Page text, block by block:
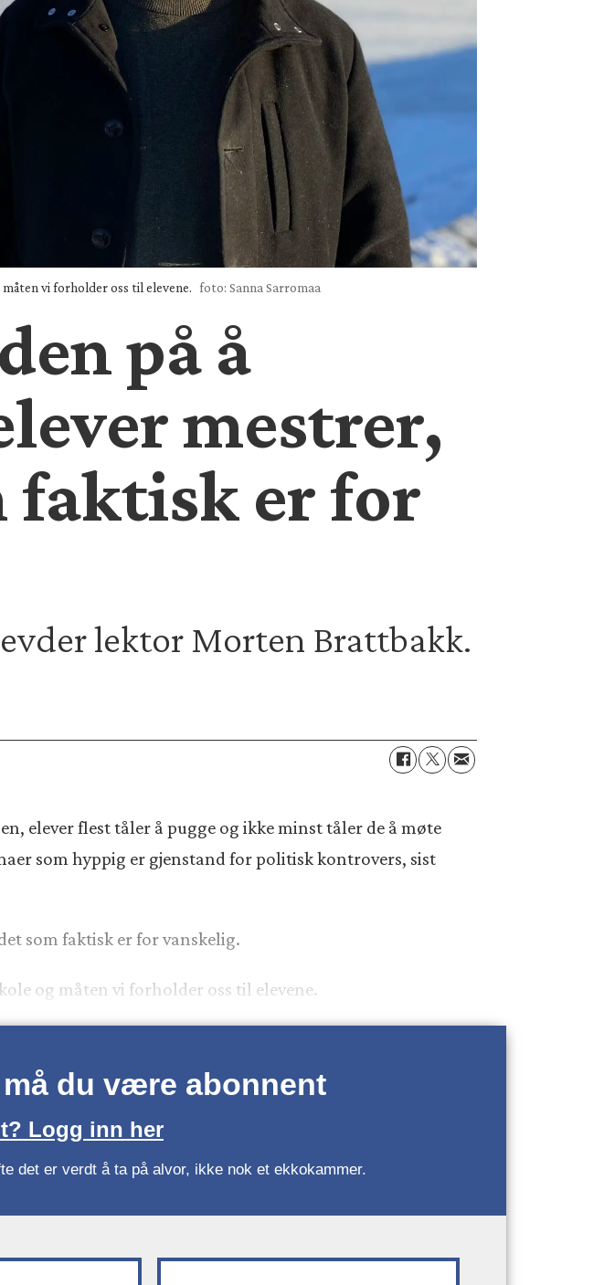
vi forholder oss til elevene. foto: Sanna Sarromaa
på å
mestrer,
faktisk er for
lektor Morten Brattbakk.
elever flest tåler å pugge og ikke minst tåler de å møte
som hyppig er gjenstand for politisk kontrovers, sist
som faktisk er for vanskelig.
og måten vi forholder oss til elevene.
du være abonnent
Logg inn her
det er verdt å ta på alvor, ikke nok et ekkokammer.